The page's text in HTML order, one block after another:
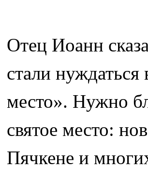
Отец Иоанн
стали нуждаться
место». Нужно
святое место:
Пячкене и